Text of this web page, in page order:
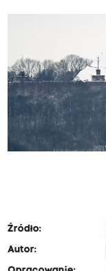
Źródło:
Autor: